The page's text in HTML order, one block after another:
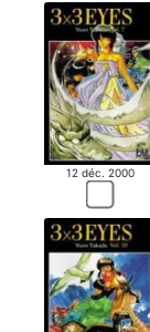
12 déc. 2000